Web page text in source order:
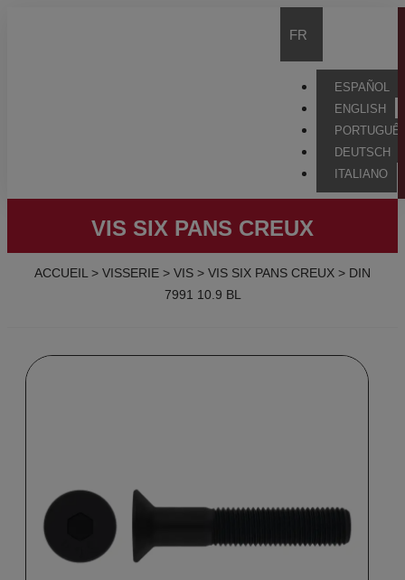
FR
ESPAÑOL
ENGLISH
DEUTSCH
ITALIANO
VIS SIX PANS CREUX
ACCUEIL > VISSERIE > VIS > VIS SIX PANS CREUX > DIN
7991 10.9 BL